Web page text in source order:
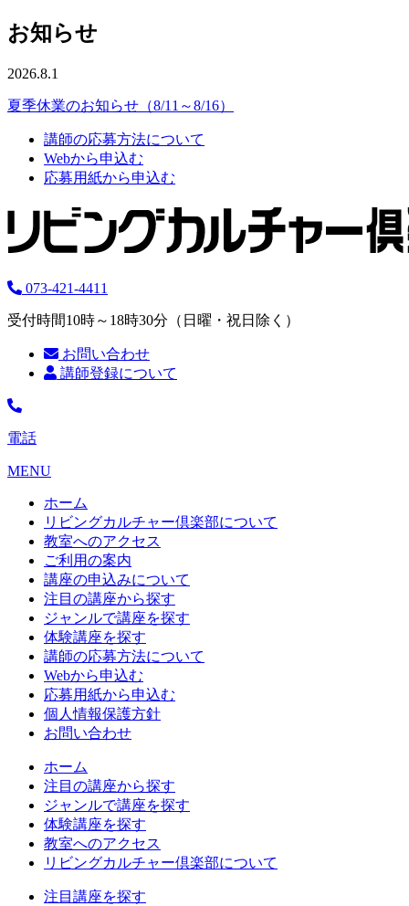
お知らせ
2026.8.1
夏季休業のお知らせ（8/11～8/16）
講師の応募方法について
Webから申込む
応募用紙から申込む
073-421-4411
受付時間10時～18時30分（日曜・祝日除く）
お問い合わせ
講師登録について
電話
MENU
ホーム
リビングカルチャー倶楽部について
教室へのアクセス
ご利用の案内
講座の申込みについて
注目の講座から探す
ジャンルで講座を探す
体験講座を探す
講師の応募方法について
Webから申込む
応募用紙から申込む
個人情報保護方針
お問い合わせ
ホーム
注目の講座から探す
ジャンルで講座を探す
体験講座を探す
教室へのアクセス
リビングカルチャー倶楽部について
注目講座を探す